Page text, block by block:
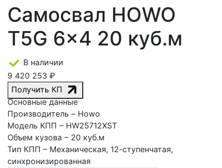
Самосвал HOWO
T5G 6x4 20 куб.м
В наличии
9 420 253 ₽
Получить КП
Основные данные
Производитель – Howo
Модель КПП – HW25712XST
Объем кузова – 20 куб.м
Тип КПП – Механическая, 12-ступенчатая,
синхронизированная